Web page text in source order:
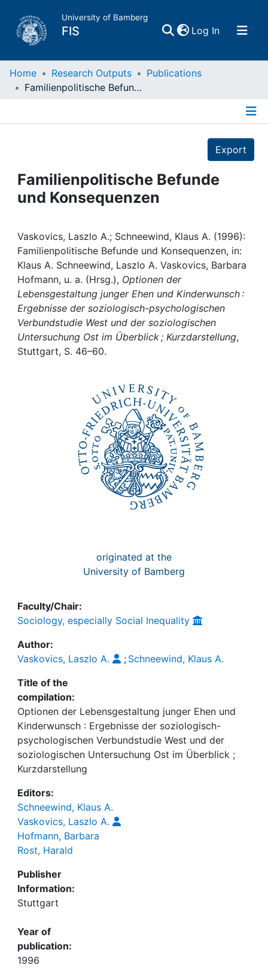
University of Bamberg
FIS Log In(current)
Home
Projects
People
Institutions
Awards
My FIS
Help
Home Research Outputs
Publications
Familienpolitische Befunde und Konsequenzen
Export
Familienpolitische Befunde
und Konsequenzen
Vaskovics, Laszlo A.; Schneewind, Klaus A. (1996):
Familienpolitische Befunde und Konsequenzen, in:
Klaus A. Schneewind, Laszlo A. Vaskovics, Barbara
Hofmann, u. a. (Hrsg.), Optionen der
Lebensgestaltung junger Ehen und Kinderwunsch :
Ergebnisse der soziologisch-psychologischen
Verbundstudie West und der soziologischen
Untersuchung Ost im Überblick ; Kurzdarstellung,
Stuttgart, S. 46–60.
originated at the
University of Bamberg
Faculty/Chair:
Sociology, especially Social Inequality
Author:
Vaskovics, Laszlo A.
; Schneewind, Klaus A.
Title of the
compilation:
Optionen der Lebensgestaltung junger Ehen und
Kinderwunsch : Ergebnisse der soziologisch-
psychologischen Verbundstudie West und der
soziologischen Untersuchung Ost im Überblick ;
Kurzdarstellung
Editors:
Schneewind, Klaus A.
Vaskovics, Laszlo A.
Hofmann, Barbara
Rost, Harald
Publisher
Information:
Stuttgart
Year of
publication:
1996